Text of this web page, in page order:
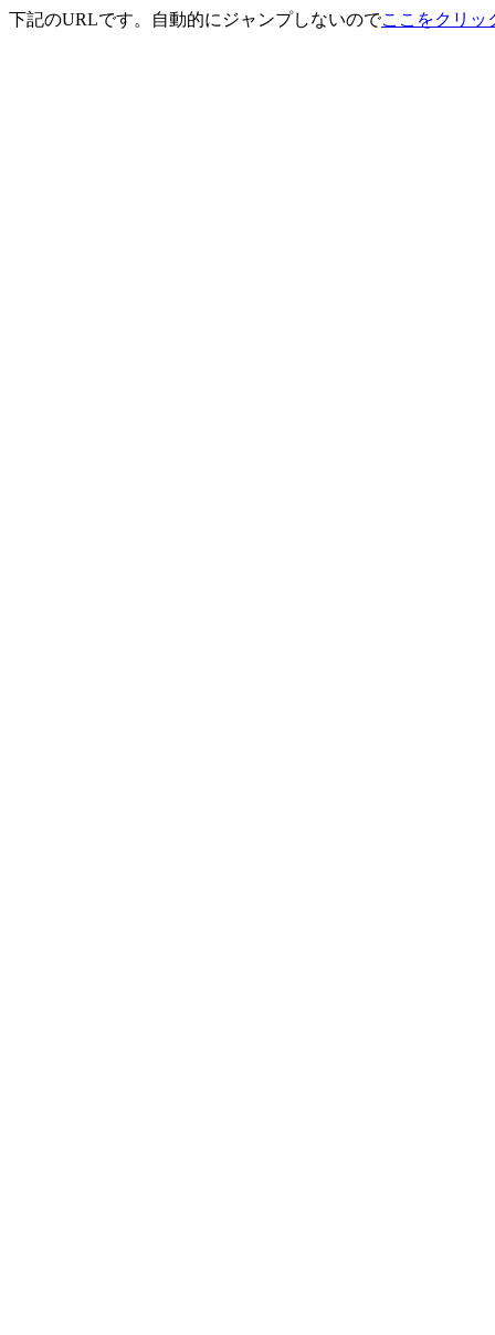
下記のURLです。自動的にジャンプしないのでここをクリッ